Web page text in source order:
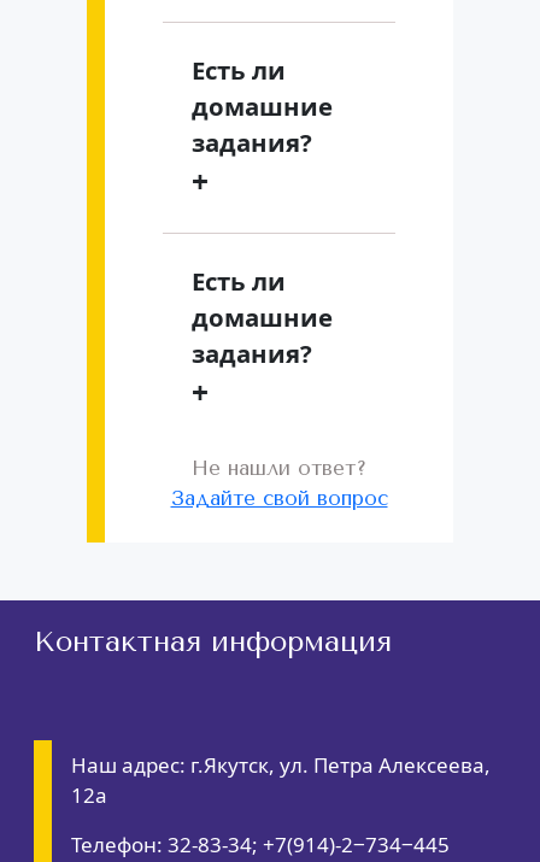
Есть ли
домашние
задания?
+
Есть ли
домашние
задания?
+
Не нашли ответ?
Задайте свой вопрос
Контактная информация
Наш адрес: г.Якутск, ул. Петра Алексеева,
12а
Телефон: 32-83-34; +7(914)-2‒734‒445